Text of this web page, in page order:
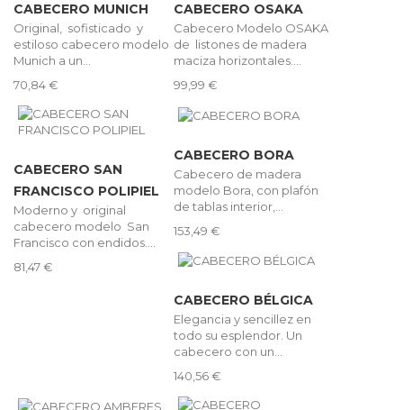
CABECERO MUNICH
Original, sofisticado y
estiloso cabecero modelo
Munich a un...
70,84 €
CABECERO OSAKA
Cabecero Modelo OSAKA
de listones de madera
maciza horizontales....
99,99 €
CABECERO SAN
FRANCISCO POLIPIEL
Moderno y original
cabecero modelo San
Francisco con endidos....
81,47 €
CABECERO BORA
Cabecero de madera
modelo Bora, con plafón
de tablas interior,...
153,49 €
CABECERO BÉLGICA
Elegancia y sencillez en
todo su esplendor. Un
cabecero con un...
140,56 €